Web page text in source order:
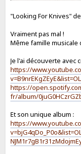
"Looking For Knives"
Vraiment pas mal !
Même famille musicale
Je l'ai découverte avec
https://
https://
fr/album/
Et son unique album :
https://